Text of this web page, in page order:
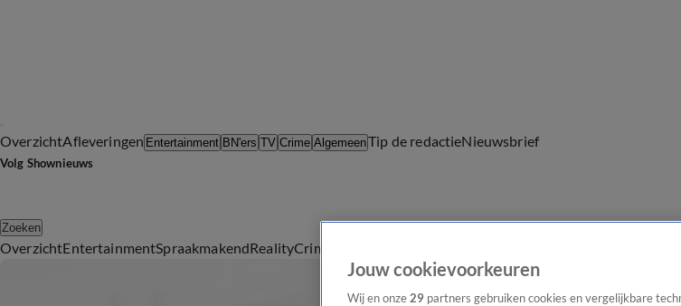
OverzichtAfleveringen Entertainment BN'ers TV Crime AlgemeenTip de redactieNieuwsbrief
Volg Shownieuws
Zoeken
OverzichtEntertainmentSpraakmakendRealityCrime
Jouw cookievoorkeuren
Wij en onze 29 partners gebruiken cookies en vergelijkbare